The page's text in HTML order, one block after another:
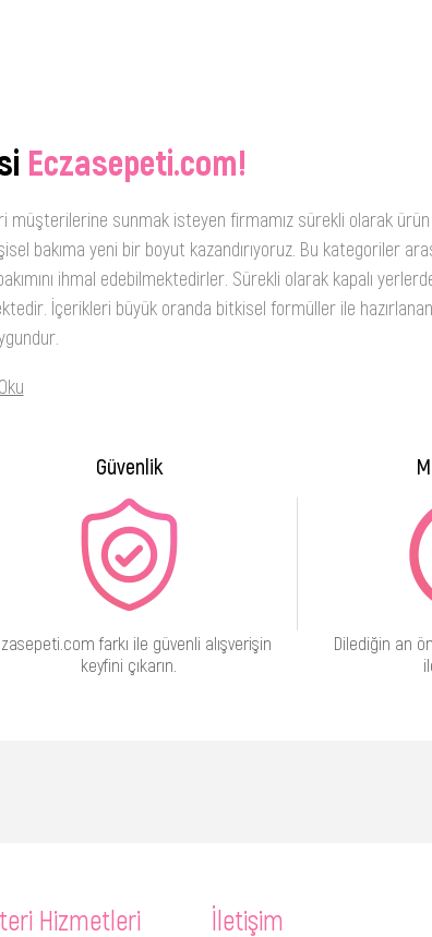
Eczasepeti.com!
müşterilerine sunmak isteyen firmamız sürekli olarak
yeni bir boyut kazandırıyoruz. Bu kategoriler
ihmal edebilmektedirler. Sürekli olarak kapalı
İçerikleri büyük oranda bitkisel formüller ile
Güvenlik
farkı ile güvenli alışverişin
keyfini çıkarın.
Dilediğin an
Hizmetleri İletişim